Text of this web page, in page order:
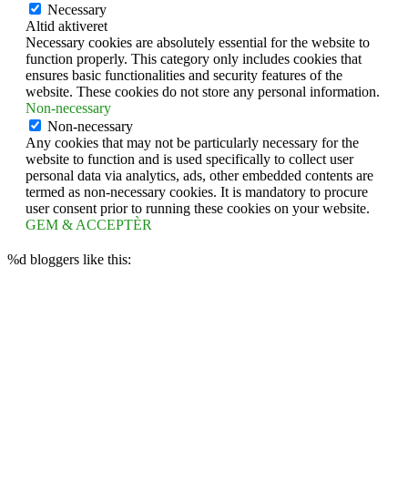
Necessary
Altid aktiveret
Necessary cookies are absolutely essential for the website to
function properly. This category only includes cookies that
ensures basic functionalities and security features of the
website. These cookies do not store any personal information.
Non-necessary
Non-necessary
Any cookies that may not be particularly necessary for the
website to function and is used specifically to collect user
personal data via analytics, ads, other embedded contents are
termed as non-necessary cookies. It is mandatory to procure
user consent prior to running these cookies on your website.
GEM & ACCEPTÈR
%d bloggers like this: